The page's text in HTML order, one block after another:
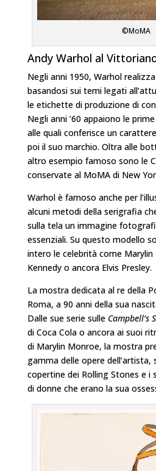
©MoMA
Andy Warhol al
Negli anni 1950, Warhol
basandosi sui temi legati
le etichette di produzione di
Negli anni ’60 appaiono le
alle quali conferisce un
poi il suo marchio. Oltra alle
altro esempio famoso sono le
conservate al MoMA di New
Warhol è famoso anche per
alcuni metodi della serigrafia
sulla tela un immagine
essenziali. Su questo modello
intero le celebrità come Marylin
Kennedy o ancora Elvis Presley.
La mostra dedicata al re della
Roma, a 90 anni della sua
Dalle sue serie sulle Campbell’s
di Coca Cola o ancora ai suoi
di Marylin Monroe, la mostra
gamma delle opere dell’artista,
copertine dei Rolling Stones e i
di donne che erano la sua